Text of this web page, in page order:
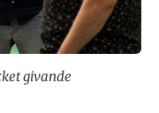
givande